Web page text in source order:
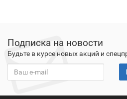
Подписка на новости
Будьте в курсе новых акций и